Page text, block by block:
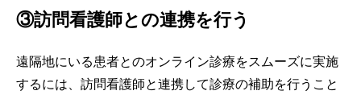
③訪問看護師との連携を行う
遠隔地にいる患者とのオンライン診療をスムーズに実施
するには、訪問看護師と連携して診療の補助を行うこと